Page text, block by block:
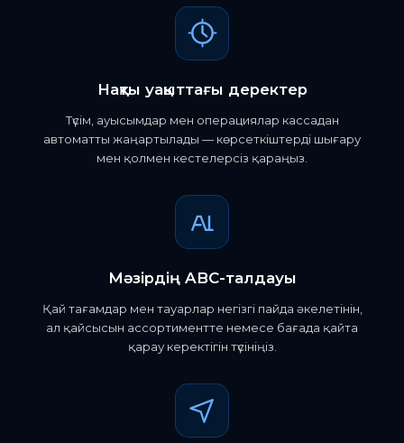
Нақты уақыттағы деректер
Түсім, ауысымдар мен операциялар кассадан
автоматты жаңартылады — көрсеткіштерді шығару
мен қолмен кестелерсіз қараңыз.
Мәзірдің ABC-талдауы
Қай тағамдар мен тауарлар негізгі пайда әкелетінін,
ал қайсысын ассортиментте немесе бағада қайта
қарау керектігін түсініңіз.